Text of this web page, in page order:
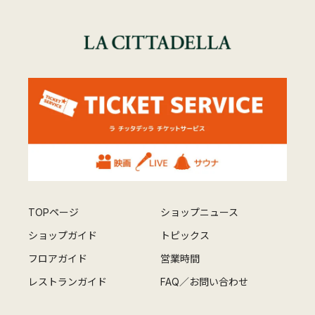
TOPページ
ショップニュース
ショップガイド
トピックス
フロアガイド
営業時間
レストランガイド
FAQ／お問い合わせ